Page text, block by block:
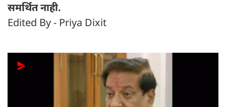
समर्थित नाही.
Edited By - Priya Dixit